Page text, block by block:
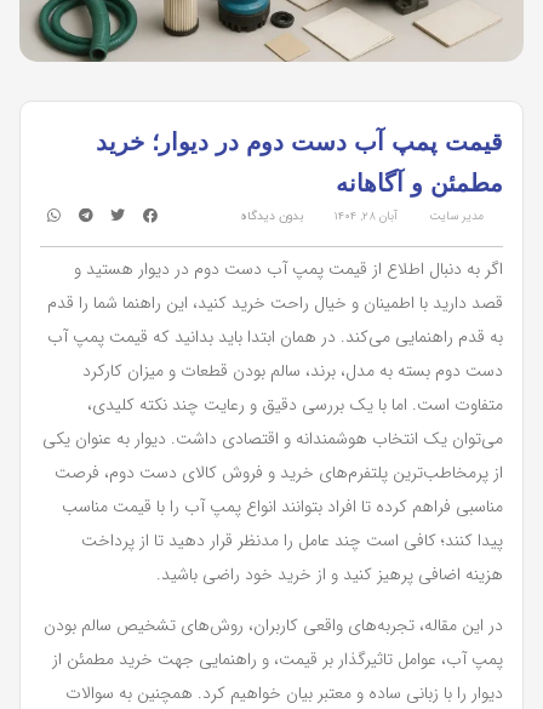
قیمت پمپ آب دست دوم در دیوار؛ خرید
مطمئن و آگاهانه
مدیر سایت آبان ۲۸, ۱۴۰۴ بدون دیدگاه
اگر به دنبال اطلاع از قیمت پمپ آب دست دوم در دیوار هستید و
قصد دارید با اطمینان و خیال راحت خرید کنید، این راهنما شما را قدم
به قدم راهنمایی می‌کند. در همان ابتدا باید بدانید که قیمت پمپ آب
دست دوم بسته به مدل، برند، سالم بودن قطعات و میزان کارکرد
متفاوت است. اما با یک بررسی دقیق و رعایت چند نکته کلیدی،
می‌توان یک انتخاب هوشمندانه و اقتصادی داشت. دیوار به عنوان یکی
از پرمخاطب‌ترین پلتفرم‌های خرید و فروش کالای دست دوم، فرصت
مناسبی فراهم کرده تا افراد بتوانند انواع پمپ آب را با قیمت مناسب
پیدا کنند؛ کافی است چند عامل را مدنظر قرار دهید تا از پرداخت
هزینه اضافی پرهیز کنید و از خرید خود راضی باشید.
در این مقاله، تجربه‌های واقعی کاربران، روش‌های تشخیص سالم بودن
پمپ آب، عوامل تاثیرگذار بر قیمت، و راهنمایی جهت خرید مطمئن از
دیوار را با زبانی ساده و معتبر بیان خواهیم کرد. همچنین به سوالات